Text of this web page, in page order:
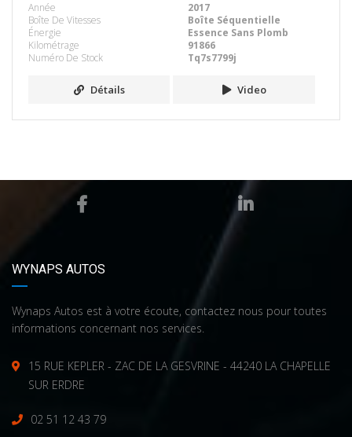
Année
2017
Boîte De Vitesses
Boîte Séquentielle
Énergie
Essence Sans Plomb
Kilométrage
91866
Numéro De Stock
Tq7s7799j
Détails Video
WYNAPS AUTOS
Wynaps Autos est à votre écoute, contactez nous pour toutes
informations concernant nos services.
15 RUE KEPLER - ZAC DE LA GESVRINE - 44240 LA CHAPELLE
SUR ERDRE
02 51 12 43 79